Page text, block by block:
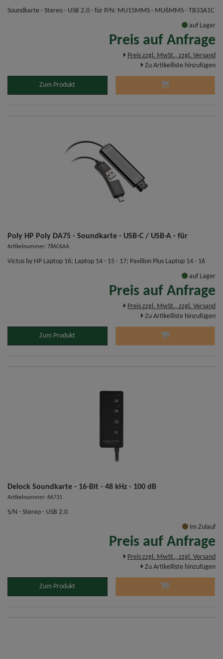
Soundkarte - Stereo - USB 2.0 - für P/N: MU15MMS - MU6MMS - TB33A1C
auf Lager
Preis auf Anfrage
Preis zzgl. MwSt., zzgl. Versand
Zu Artikelliste hinzufügen
Zum Produkt
Poly HP Poly DA75 - Soundkarte - USB-C / USB-A - für
Artikelnummer: 786C6AA
Victus by HP Laptop 16; Laptop 14 - 15 - 17; Pavilion Plus Laptop 14 - 16
auf Lager
Preis auf Anfrage
Preis zzgl. MwSt., zzgl. Versand
Zu Artikelliste hinzufügen
Zum Produkt
Delock Soundkarte - 16-Bit - 48 kHz - 100 dB
Artikelnummer: 66731
S/N - Stereo - USB 2.0
im Zulauf
Preis auf Anfrage
Preis zzgl. MwSt., zzgl. Versand
Zu Artikelliste hinzufügen
Zum Produkt